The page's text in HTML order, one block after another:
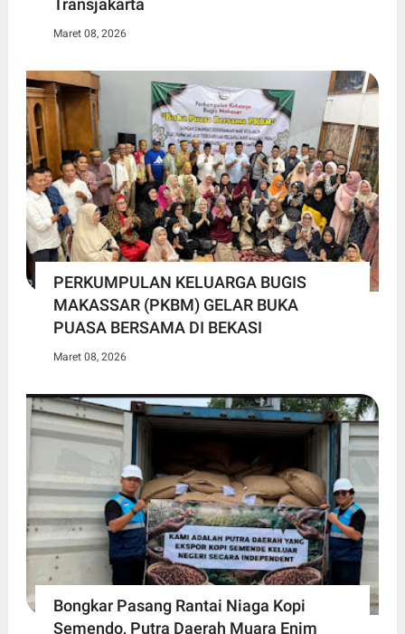
Transjakarta
Maret 08, 2026
PERKUMPULAN KELUARGA BUGIS
MAKASSAR (PKBM) GELAR BUKA
PUASA BERSAMA DI BEKASI
Maret 08, 2026
Bongkar Pasang Rantai Niaga Kopi
Semendo, Putra Daerah Muara Enim